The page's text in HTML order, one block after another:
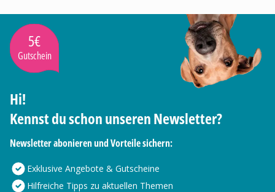
5€
Gutschein
Hi!
Kennst du schon unseren Newsletter?
Newsletter abonieren und Vorteile sichern:
Exklusive Angebote & Gutscheine
Hilfreiche Tipps zu aktuellen Themen